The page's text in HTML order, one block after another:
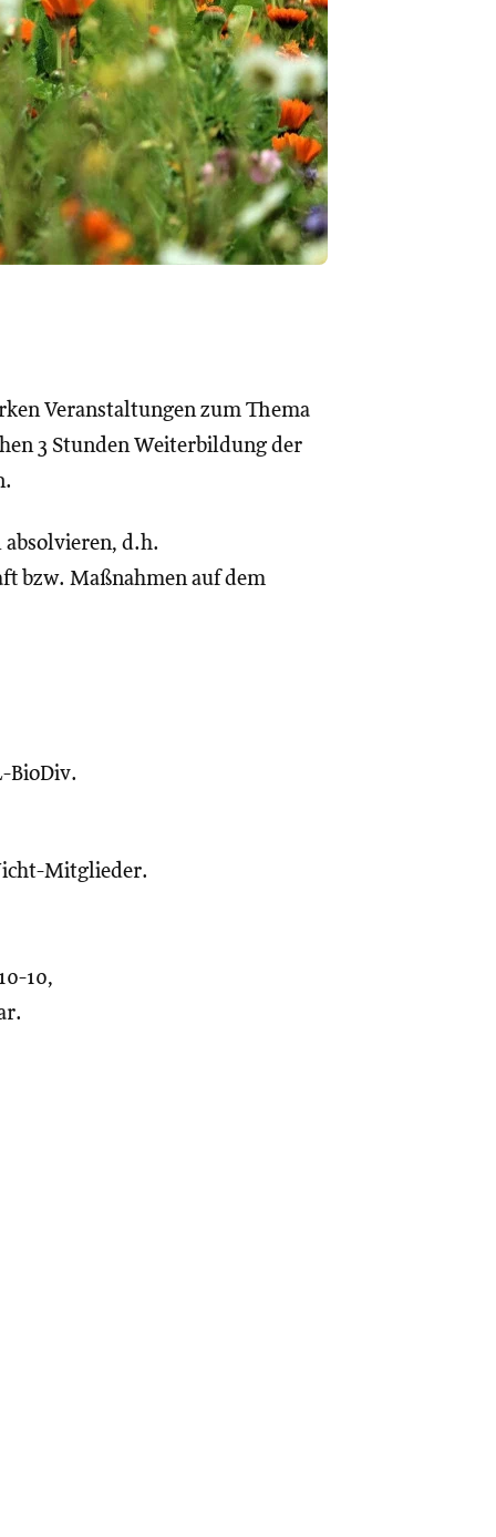
Veranstaltungen zum Thema
3 Stunden Weiterbildung der
d.h.
bzw. Maßnahmen auf dem
BioDiv.
Mitglieder.
10,